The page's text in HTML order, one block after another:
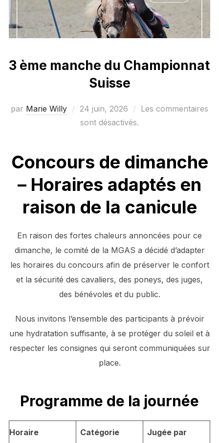
3 ème manche du Championnat
Suisse
par Marie Willy
Publié
le
24 juin, 2026
Les commentaires
sont désactivés.
Concours de dimanche
– Horaires adaptés en
raison de la canicule
En raison des fortes chaleurs annoncées pour ce
dimanche, le comité de la MGAS a décidé d’adapter
les horaires du concours afin de préserver le confort
et la sécurité des cavaliers, des poneys, des juges,
des bénévoles et du public.
Nous invitons l’ensemble des participants à prévoir
une hydratation suffisante, à se protéger du soleil et à
respecter les consignes qui seront communiquées sur
place.
Programme de la journée
Horaire Catégorie Jugée par